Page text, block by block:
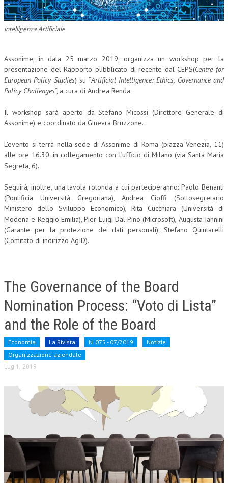
CORSI CE.S.E.D.
ARCHIVIO CORSI 2015
BROCHURE CE.S.E.D.
LA RIVISTA
LA RIVISTA
COMITATO EDITORIALE
REDAZIONE
PEER REVIEW
CODICE ETICO
AUTORI
COLLABORA CON NOI
CORPORATE SOCIAL RESPONSIBILITY
ECONOMIA DELL’ARTE
INTERNAZIONALIZZAZIONE
HUMAN RESOURCES
RISORSE UMANE
TREASURY IN FINANCIAL SERVICES
RISK MANAGEMENT
SVILUPPO SOSTENIBILE
L’UMANISTA
Intelligenza Artificiale
Assonime, in data 25 marzo 2019, organizza un workshop per la
presentazione del Rapporto pubblicato di recente dal CEPS(Centre for
European Policy Studies) su “Artificial Intelligence: Ethics, Governance and
Policy Challenges“, a cura di Andrea Renda.
Il workshop sarà aperto da Stefano Micossi (Direttore Generale di
Assonime) e coordinato da Ginevra Bruzzone.
L’evento si terrà nella sede di Assonime di Roma (piazza Venezia, 11)
alle ore 16.30, in collegamento con l’ufficio di Milano (via Santa Maria
Segreta, 6).
Seguirà, inoltre, una tavola rotonda a cui parteciperanno: Paolo Benanti
(Pontificia Università Gregoriana), Andrea Cioffi (Sottosegretario
Ministero dello Sviluppo Economico), Rita Cucchiara (Università di
Modena e Reggio Emilia), Pier Luigi Dal Pino (Microsoft), Augusta Iannini
(Garante per la protezione dei dati personali), Stefano Quintarelli
(Comitato di indirizzo AgID).
The Governance of the Board
Nomination Process: “Voto di Lista”
and the Role of the Board
Economia La Rivista N. 075 - 07/2019
Notizie
Organizzazione aziendale
Lug 1, 2019